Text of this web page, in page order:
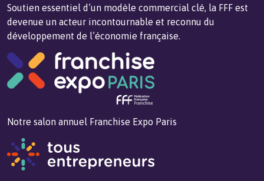
Soutien essentiel d’un modèle commercial clé, la FFF est
devenue un acteur incontournable et reconnu du
développement de l’économie française.
Notre salon annuel Franchise Expo Paris